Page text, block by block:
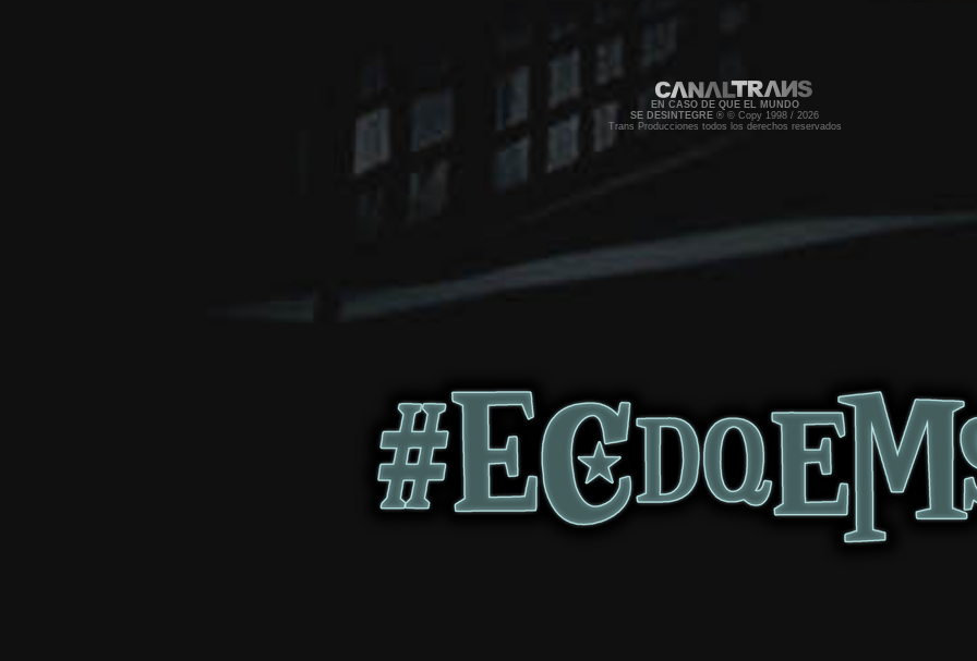
EN CASO DE QUE EL MUNDO
SE DESINTEGRE ® © Copy 1998 / 2026
Trans Producciones todos los derechos reservados